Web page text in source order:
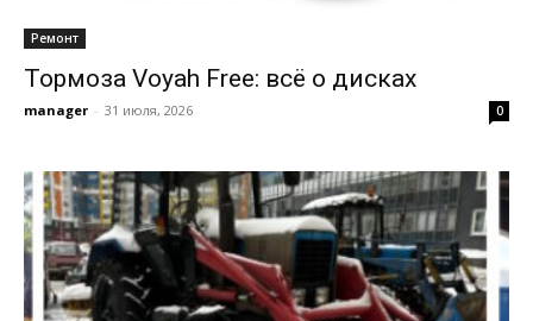
Ремонт
Тормоза Voyah Free: всё о дисках
manager - 31 июля, 2026 0